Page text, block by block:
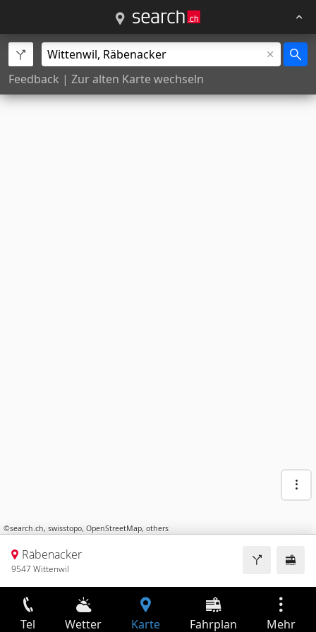
Feedback | Zur alten Karte wechseln
©search.ch, swisstopo, OpenStreetMap, others
Räbenacker
9547 Wittenwil
Tel Wetter Karte Fahrplan Mehr